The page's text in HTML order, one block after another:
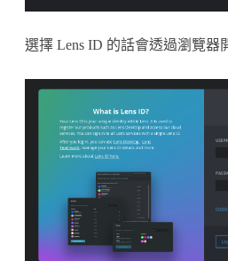
選擇 Lens ID 的話會透過瀏覽器